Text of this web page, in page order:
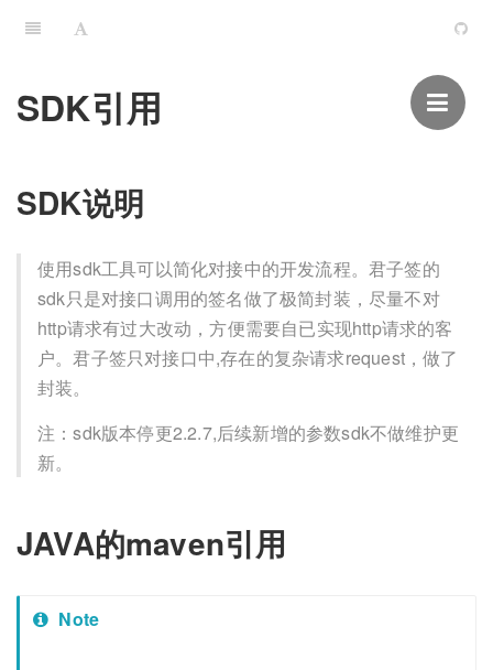
SDK引用
SDK说明
使用sdk工具可以简化对接中的开发流程。君子签的
sdk只是对接口调用的签名做了极简封装，尽量不对
http请求有过大改动，方便需要自已实现http请求的客
户。君子签只对接口中,存在的复杂请求request，做了
封装。
注：sdk版本停更2.2.7,后续新增的参数sdk不做维护更
新。
JAVA的maven引用
Note